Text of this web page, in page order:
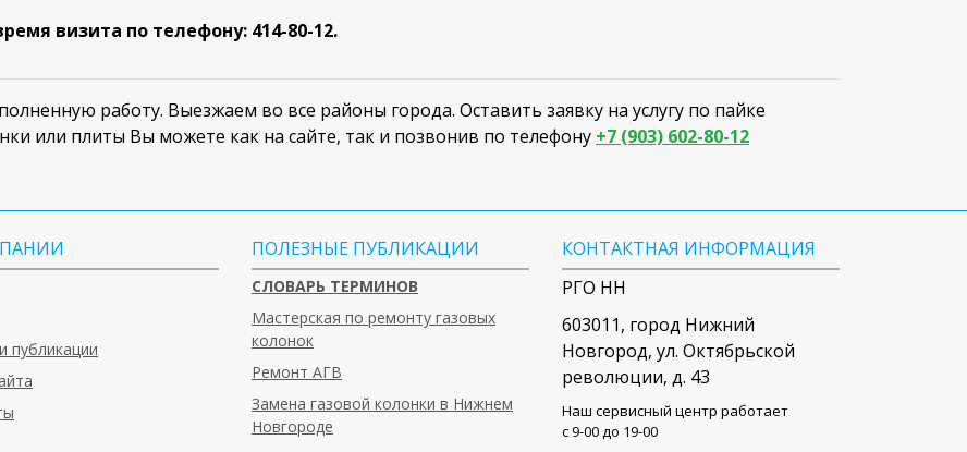
визита по телефону: 414-80-12.
работу. Выезжаем во все районы города. Оставить заявку на услугу по пайке
или плиты Вы можете как на сайте, так и позвонив по телефону +7 (903) 602-80-12
публикации
ПОЛЕЗНЫЕ ПУБЛИКАЦИИ
СЛОВАРЬ ТЕРМИНОВ
Мастерская по ремонту газовых
колонок
Ремонт АГВ
Замена газовой колонки в Нижнем
Новгороде
КОНТАКТНАЯ ИНФОРМАЦИЯ
РГО НН
603011, город Нижний
Новгород, ул. Октябрьской
революции, д. 43
Наш сервисный центр работает
c 9-00 до 19-00